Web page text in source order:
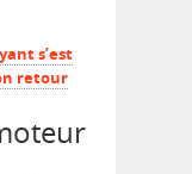
s’est
retour